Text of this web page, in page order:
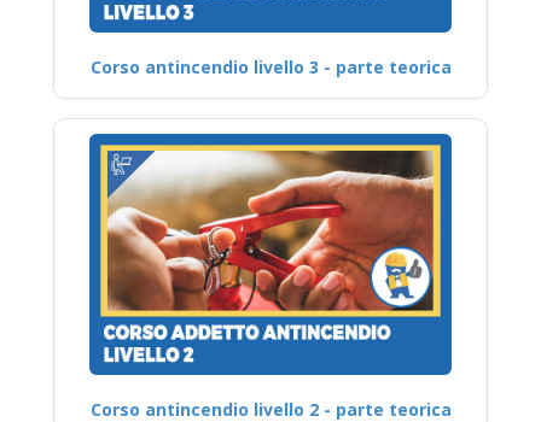
Corso antincendio livello 3 - parte teorica
Corso antincendio livello 2 - parte teorica